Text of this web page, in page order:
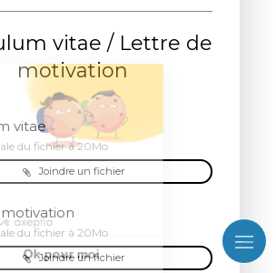
vitae / Lettre de
motivation
vitae
du fichier à 20Mo
Joindre un fichier
du fichier à 20Mo
Joindre un fichier